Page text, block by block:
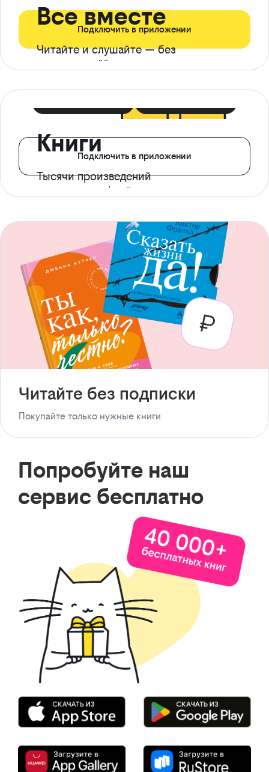
Все вместе
Читайте и слушайте — без
ограничений*
Подключить в приложении
Книги
Тысячи произведений
с доступом офлайн
Подключить в приложении
Читайте без подписки
Покупайте только нужные книги
Попробуйте наш
сервис бесплатно